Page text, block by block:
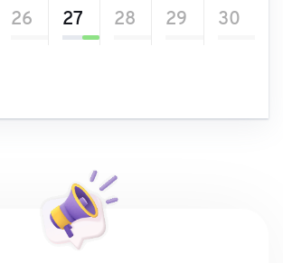
26 27 28 29 30